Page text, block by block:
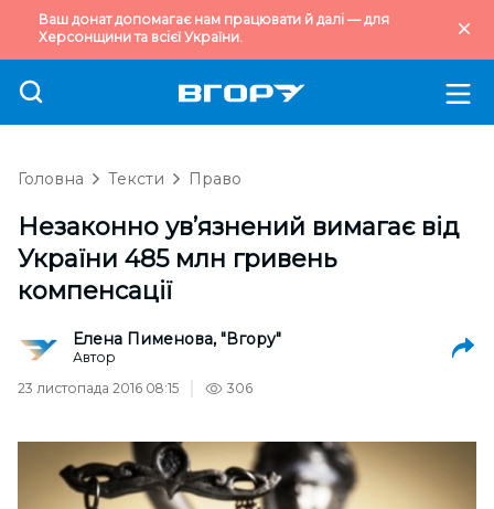
Ваш донат допомагає нам працювати й далі — для
Херсонщини та всієї України.
Головна Тексти Право
Незаконно ув’язнений вимагає від
України 485 млн гривень
компенсації
Елена Пименова, "Вгору"
Автор
23 листопада 2016 08:15
306